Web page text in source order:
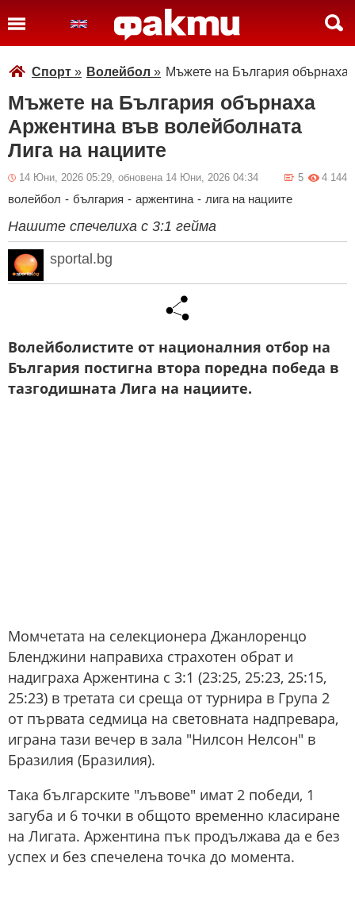
Спорт » Волейбол » Мъжете на България обърнаха
Мъжете на България обърнаха
Аржентина във волейболната
Лига на нациите
14 Юни, 2026 05:29, обновена 14 Юни, 2026 04:34 4 144
5
волейбол - българия - аржентина - лига на нациите
Нашите спечелиха с 3:1 гейма
sportal.bg
Волейболистите от националния отбор на
България постигна втора поредна победа в
тазгодишната Лига на нациите.
Момчетата на селекционера Джанлоренцо
Бленджини направиха страхотен обрат и
надиграха Аржентина с 3:1 (23:25, 25:23, 25:15,
25:23) в третата си среща от турнира в Група 2
от първата седмица на световната надпревара,
играна тази вечер в зала "Нилсон Нелсон" в
Бразилия (Бразилия).
Така българските "лъвове" имат 2 победи, 1
загуба и 6 точки в общото временно класиране
на Лигата. Аржентина пък продължава да е без
успех и без спечелена точка до момента.